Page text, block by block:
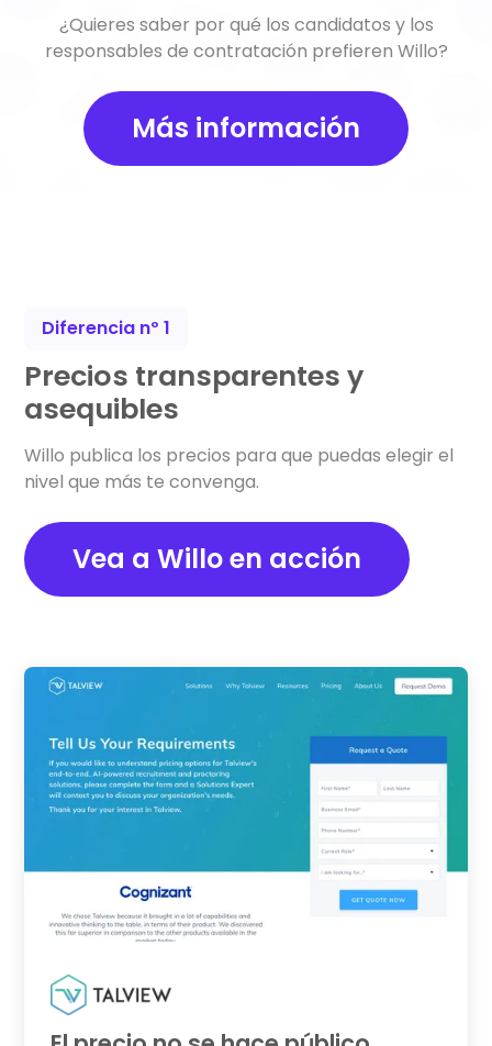
¿Quieres saber por qué los candidatos y los
responsables de contratación prefieren Willo?
Más información
Diferencia nº 1
Precios transparentes y
asequibles
Willo publica los precios para que puedas elegir el
nivel que más te convenga.
Vea a Willo en acción